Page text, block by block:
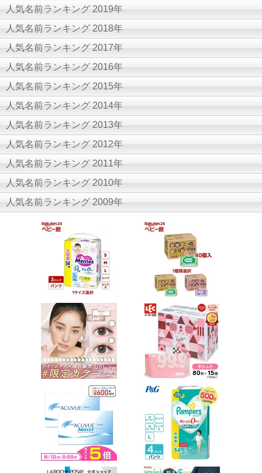
人気名前ランキング 2019年
人気名前ランキング 2018年
人気名前ランキング 2017年
人気名前ランキング 2016年
人気名前ランキング 2015年
人気名前ランキング 2014年
人気名前ランキング 2013年
人気名前ランキング 2012年
人気名前ランキング 2011年
人気名前ランキング 2010年
人気名前ランキング 2009年